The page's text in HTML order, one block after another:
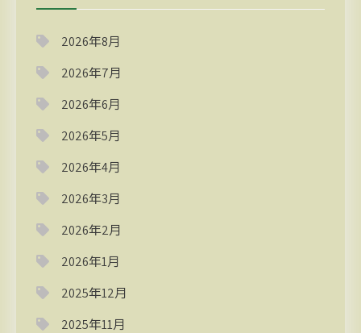
2026年8月
2026年7月
2026年6月
2026年5月
2026年4月
2026年3月
2026年2月
2026年1月
2025年12月
2025年11月